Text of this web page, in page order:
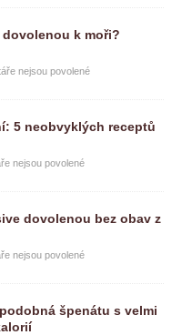
k moři?
nejsou povolené
5 neobvyklých receptů
nejsou povolené
dovolenou bez obav z
nejsou povolené
špenátu s velmi